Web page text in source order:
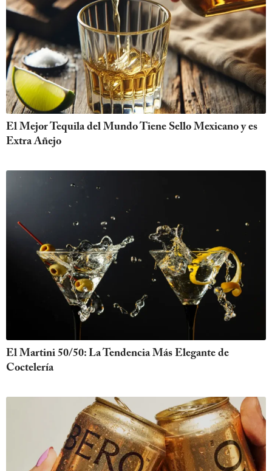
El Mejor Tequila del Mundo Tiene Sello Mexicano y es
Extra Añejo
El Martini 50/50: La Tendencia Más Elegante de
Coctelería